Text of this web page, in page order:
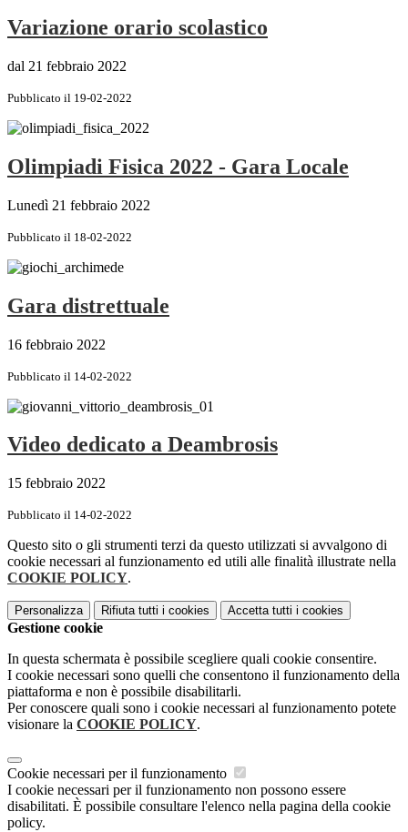
Variazione orario scolastico
dal 21 febbraio 2022
Pubblicato il 19-02-2022
Olimpiadi Fisica 2022 - Gara Locale
Lunedì 21 febbraio 2022
Pubblicato il 18-02-2022
Gara distrettuale
16 febbraio 2022
Pubblicato il 14-02-2022
Video dedicato a Deambrosis
15 febbraio 2022
Pubblicato il 14-02-2022
Questo sito o gli strumenti terzi da questo utilizzati si avvalgono di
cookie necessari al funzionamento ed utili alle finalità illustrate nella
COOKIE POLICY.
Personalizza Rifiuta tutti i cookies Accetta tutti i cookies
Gestione cookie
In questa schermata è possibile scegliere quali cookie consentire.
I cookie necessari sono quelli che consentono il funzionamento della
piattaforma e non è possibile disabilitarli.
Per conoscere quali sono i cookie necessari al funzionamento potete
visionare la COOKIE POLICY.
Cookie necessari per il funzionamento
I cookie necessari per il funzionamento non possono essere
disabilitati. È possibile consultare l'elenco nella pagina della cookie
policy.